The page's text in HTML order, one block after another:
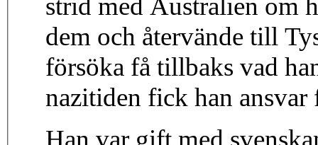
strid med Australien om
dem och återvände till
försöka få tillbaks vad
nazitiden fick han
Han var gift med